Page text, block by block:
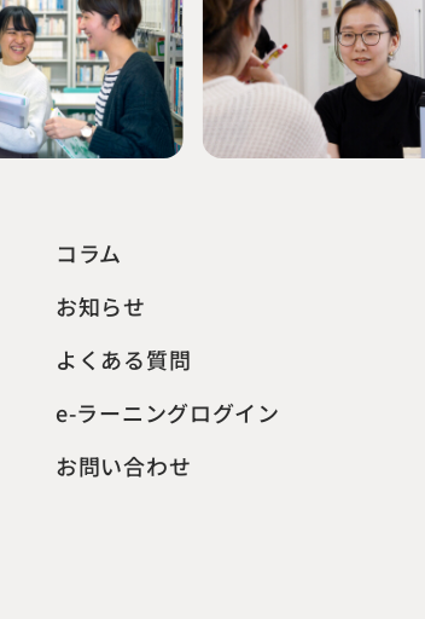
コラム
お知らせ
よくある質問
e-ラーニングログイン
お問い合わせ